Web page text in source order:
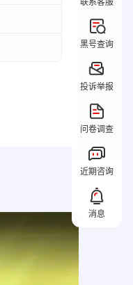
黑号查询
投诉举报
问卷调查
近期咨询
消息